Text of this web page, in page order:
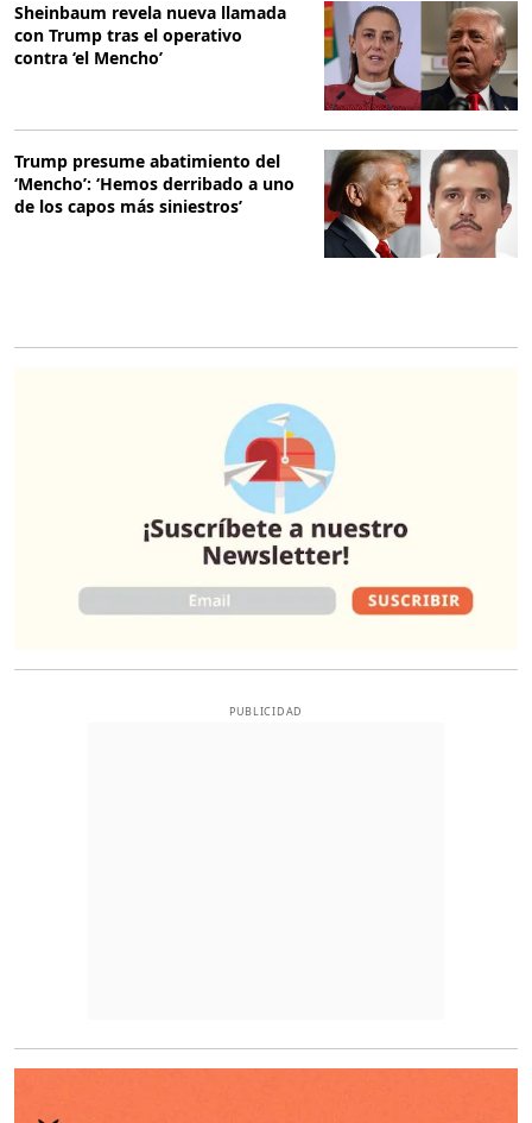
Sheinbaum revela nueva llamada
con Trump tras el operativo
contra ‘el Mencho’
Trump presume abatimiento del
‘Mencho’: ‘Hemos derribado a uno
de los capos más siniestros’
PUBLICIDAD